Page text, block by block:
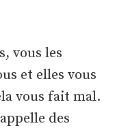
vous les
et elles vous
vous fait mal.
des